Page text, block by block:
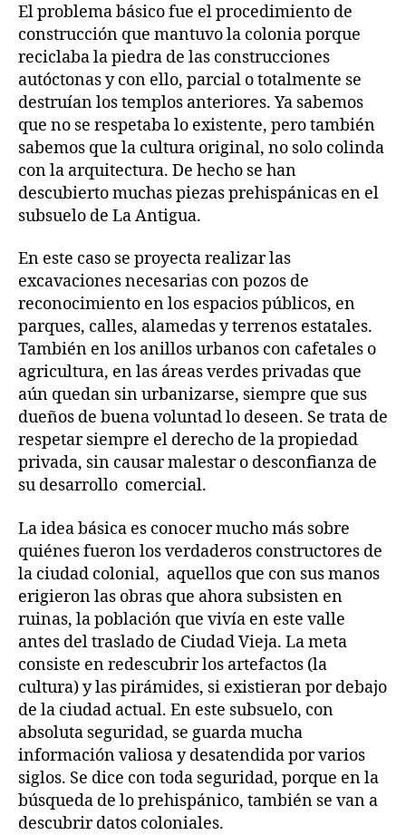
El problema básico fue el procedimiento de
construcción que mantuvo la colonia porque
reciclaba la piedra de las construcciones
autóctonas y con ello, parcial o totalmente se
destruían los templos anteriores. Ya sabemos
que no se respetaba lo existente, pero también
sabemos que la cultura original, no solo colinda
con la arquitectura. De hecho se han
descubierto muchas piezas prehispánicas en el
subsuelo de La Antigua.
En este caso se proyecta realizar las
excavaciones necesarias con pozos de
reconocimiento en los espacios públicos, en
parques, calles, alamedas y terrenos estatales.
También en los anillos urbanos con cafetales o
agricultura, en las áreas verdes privadas que
aún quedan sin urbanizarse, siempre que sus
dueños de buena voluntad lo deseen. Se trata de
respetar siempre el derecho de la propiedad
privada, sin causar malestar o desconfianza de
su desarrollo comercial.
La idea básica es conocer mucho más sobre
quiénes fueron los verdaderos constructores de
la ciudad colonial, aquellos que con sus manos
erigieron las obras que ahora subsisten en
ruinas, la población que vivía en este valle
antes del traslado de Ciudad Vieja. La meta
consiste en redescubrir los artefactos (la
cultura) y las pirámides, si existieran por debajo
de la ciudad actual. En este subsuelo, con
absoluta seguridad, se guarda mucha
información valiosa y desatendida por varios
siglos. Se dice con toda seguridad, porque en la
búsqueda de lo prehispánico, también se van a
descubrir datos coloniales.